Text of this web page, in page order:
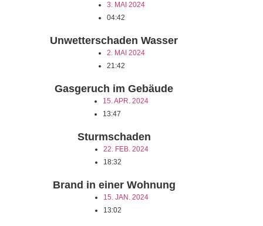
3. MAI 2024
04:42
Unwetterschaden Wasser
2. MAI 2024
21:42
Gasgeruch im Gebäude
15. APR. 2024
13:47
Sturmschaden
22. FEB. 2024
18:32
Brand in einer Wohnung
15. JAN. 2024
13:02